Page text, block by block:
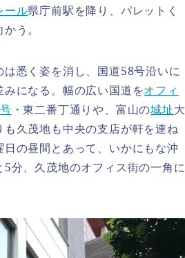
ール県庁前駅を降り、パレットく
う。
悉く姿を消し、国道58号沿いに
になる。幅の広い国道をオフィ
・東二番丁通りや、富山の城址大
も久茂地も中央の支店が軒を連ね
の昼間とあって、いかにもな沖
分、久茂地のオフィス街の一角に